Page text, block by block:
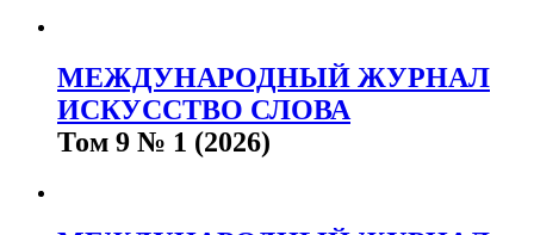
МЕЖДУНАРОДНЫЙ ЖУРНАЛ
ИСКУССТВО СЛОВА
Том 9 № 1 (2026)